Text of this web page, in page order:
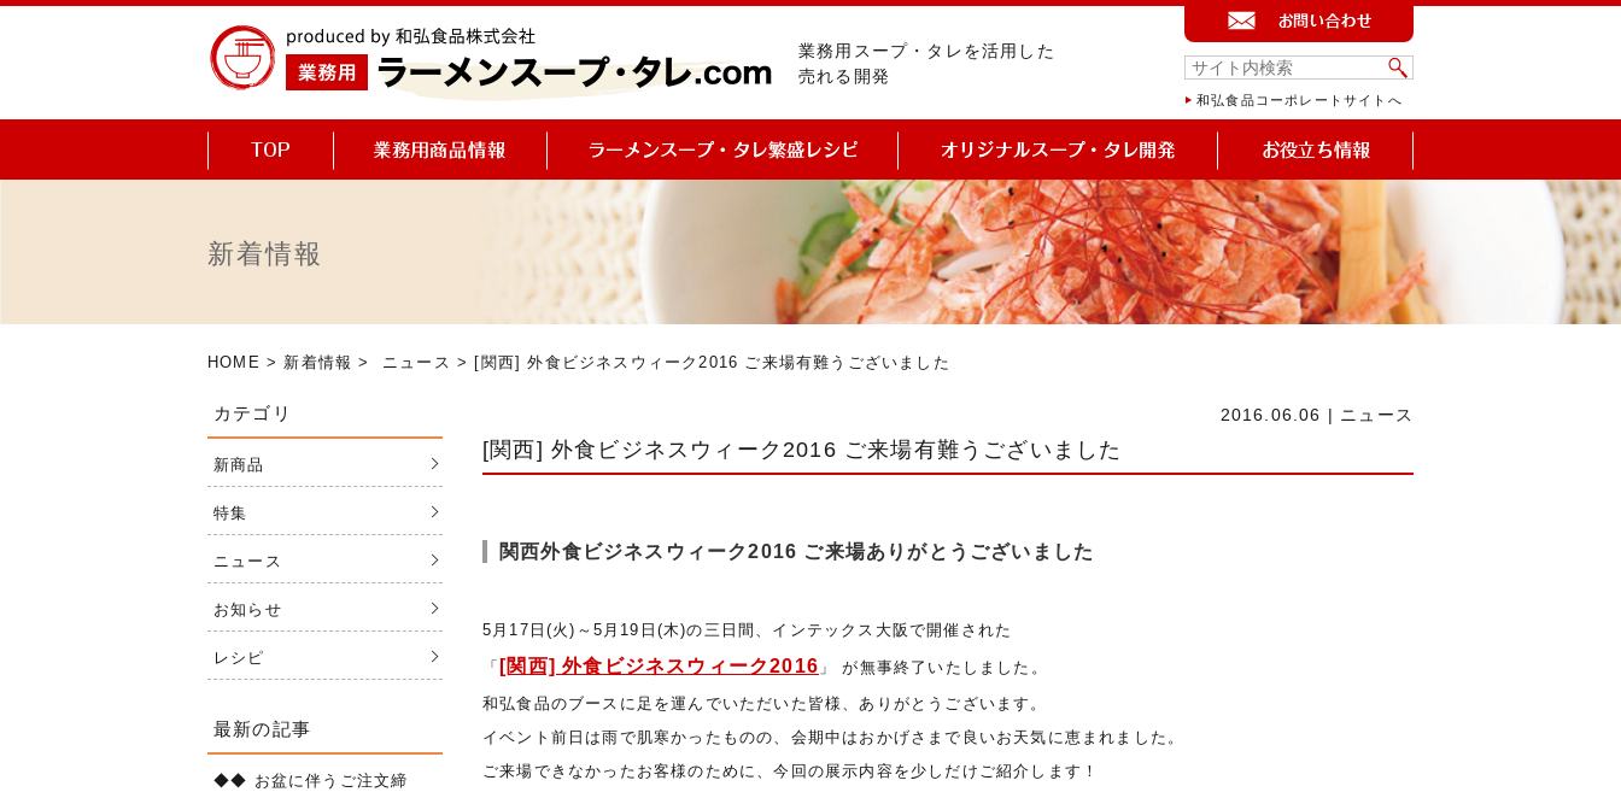
業務用スープ・タレを活用した
売れる開発
和弘食品コーポレートサイトへ
新着情報
HOME > 新着情報 > ニュース > [関西] 外食ビジネスウィーク2016 ご来場有難うございました
2016.06.06 | ニュース
[関西] 外食ビジネスウィーク2016 ご来場有難うございました
関西外食ビジネスウィーク2016 ご来場ありがとうございました
5月17日(火)～5月19日(木)の三日間、インテックス大阪で開催された
「 [関西] 外食ビジネスウィーク2016 」 が無事終了いたしました。
和弘食品のブースに足を運んでいただいた皆様、ありがとうございます。
イベント前日は雨で肌寒かったものの、会期中はおかげさまで良いお天気に恵まれました。
ご来場できなかったお客様のために、今回の展示内容を少しだけご紹介します！
カテゴリ
新商品
特集
ニュース
お知らせ
レシピ
最新の記事
◆◆ お盆に伴うご注文締